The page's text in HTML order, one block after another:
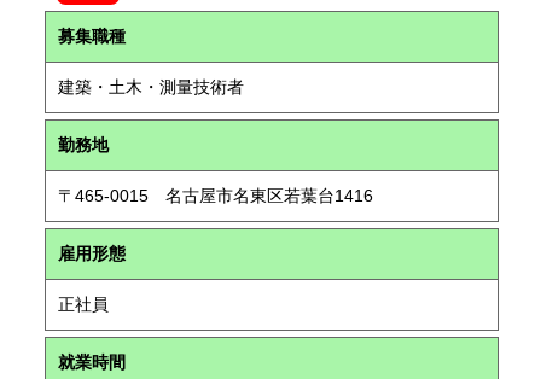
募集職種
建築・土木・測量技術者
勤務地
〒465-0015 名古屋市名東区若葉台1416
雇用形態
正社員
就業時間